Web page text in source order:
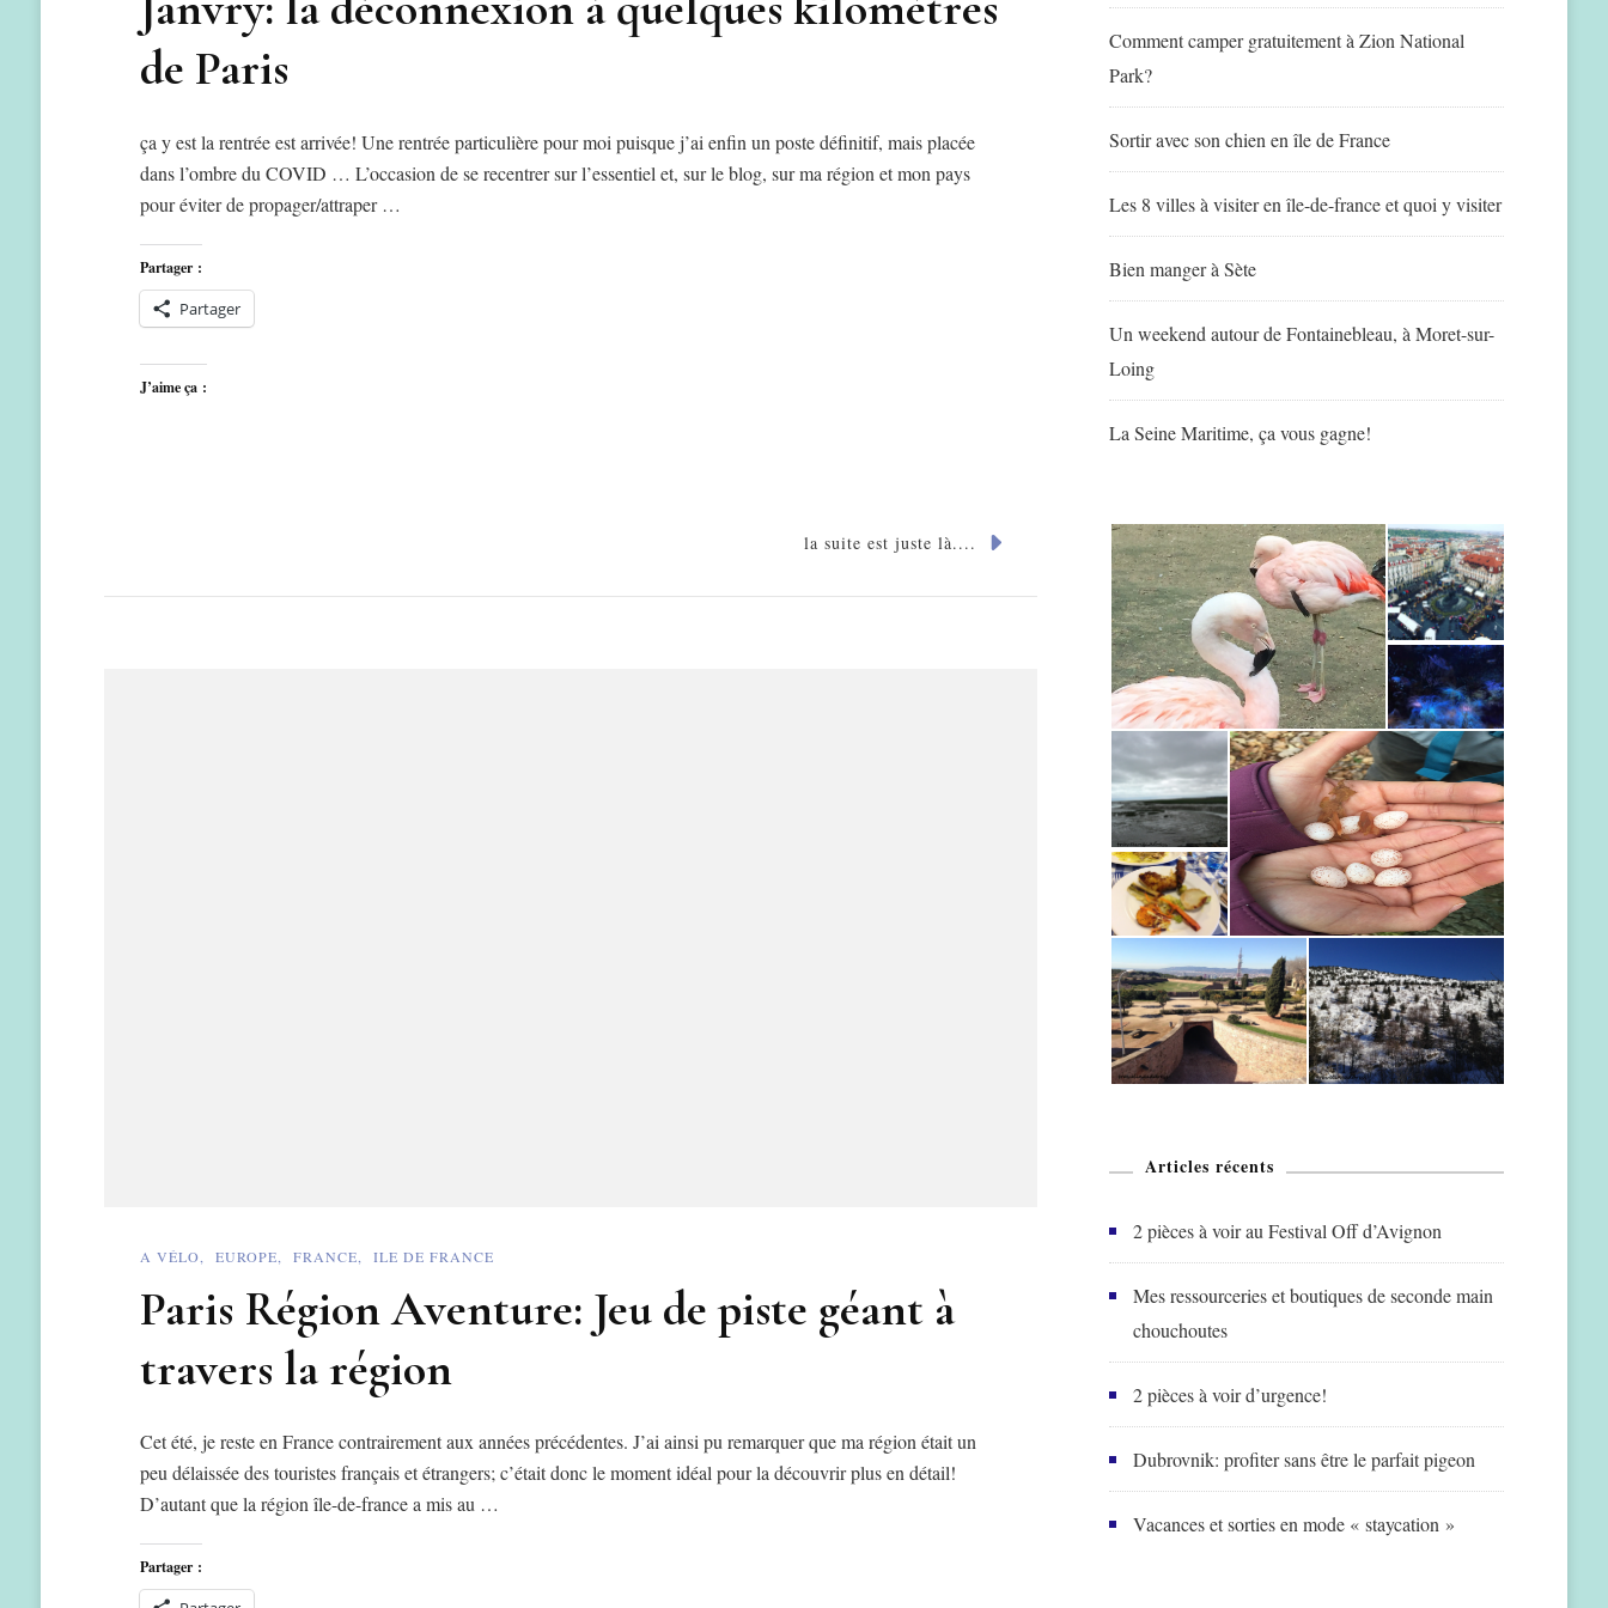
de Paris
ça y est la rentrée est arrivée! Une rentrée particulière pour moi puisque j’ai enfin un poste définitif, mais placée
dans l’ombre du COVID … L’occasion de se recentrer sur l’essentiel et, sur le blog, sur ma région et mon pays
pour éviter de propager/attraper …
Partager :
Partager
J’aime ça :
la suite est juste là....
A VÉLO EUROPE FRANCE ILE DE FRANCE
Paris Région Aventure: Jeu de piste géant à
travers la région
Cet été, je reste en France contrairement aux années précédentes. J’ai ainsi pu remarquer que ma région était un
peu délaissée des touristes français et étrangers; c’était donc le moment idéal pour la découvrir plus en détail!
D’autant que la région île-de-france a mis au …
Partager :
Comment camper gratuitement à Zion National
Park?
Sortir avec son chien en île de France
Les 8 villes à visiter en île-de-france et quoi y visiter
Bien manger à Sète
Un weekend autour de Fontainebleau, à Moret-sur-
Loing
La Seine Maritime, ça vous gagne!
Articles récents
2 pièces à voir au Festival Off d’Avignon
Mes ressourceries et boutiques de seconde main
chouchoutes
2 pièces à voir d’urgence!
Dubrovnik: profiter sans être le parfait pigeon
Vacances et sorties en mode « staycation »